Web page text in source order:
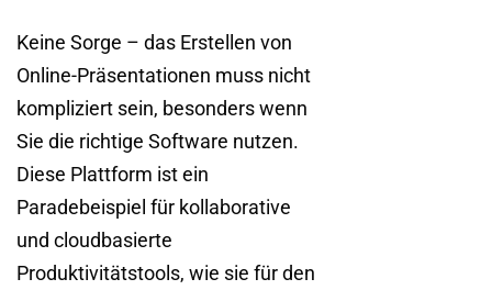
Keine Sorge – das Erstellen von
Online-Präsentationen muss nicht
kompliziert sein, besonders wenn
Sie die richtige Software nutzen.
Diese Plattform ist ein
Paradebeispiel für kollaborative
und cloudbasierte
Produktivitätstools, wie sie für den